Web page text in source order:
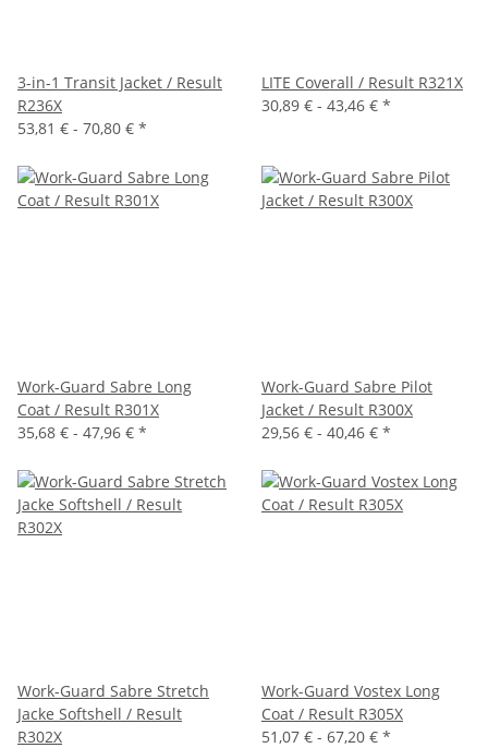
3-in-1 Transit Jacket / Result
R236X
53,81 € - 70,80 € *
LITE Coverall / Result R321X
30,89 € - 43,46 € *
Work-Guard Sabre Long
Coat / Result R301X
35,68 € - 47,96 € *
Work-Guard Sabre Pilot
Jacket / Result R300X
29,56 € - 40,46 € *
Work-Guard Sabre Stretch
Jacke Softshell / Result
R302X
Work-Guard Vostex Long
Coat / Result R305X
51,07 € - 67,20 € *